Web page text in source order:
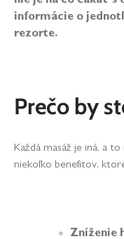
informácie o
rezorte.
Prečo by
Každá masáž je iná, a
niekoľko benefitov,
Zníženie